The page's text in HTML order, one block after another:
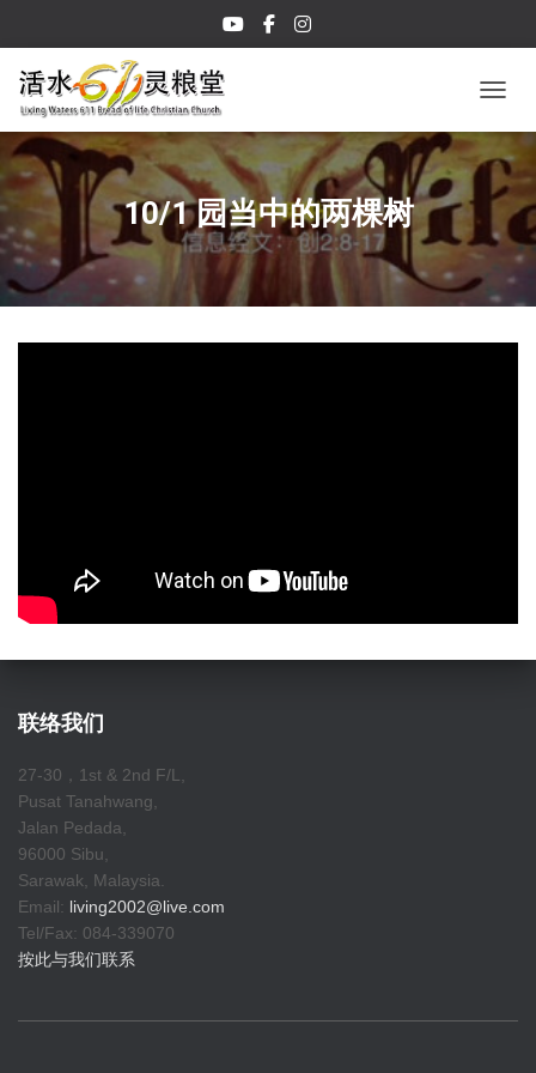
10/1 园当中的两棵树
联络我们
27-30，1st & 2nd F/L,
Pusat Tanahwang,
Jalan Pedada,
96000 Sibu,
Sarawak, Malaysia.
Email: living2002@live.com
Tel/Fax: 084-339070
按此与我们联系